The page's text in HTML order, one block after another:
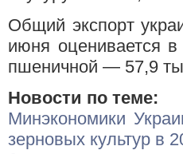
Общий экспорт
июня оценивается
пшеничной — 57,9
Новости по теме:
Минэкономики
зерновых культур в